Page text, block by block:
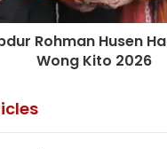
Rohman Husen
Wong Kito 2026